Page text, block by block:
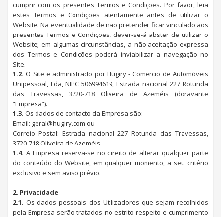
cumprir com os presentes Termos e Condições. Por favor, leia
estes Termos e Condições atentamente antes de utilizar o
Website. Na eventualidade de não pretender ficar vinculado aos
presentes Termos e Condições, dever-se-á abster de utilizar o
Website; em algumas circunstâncias, a não-aceitação expressa
dos Termos e Condições poderá inviabilizar a navegação no
Site.
1.2. O Site é administrado por Hugiry - Comércio de Automóveis
Unipessoal, Lda, NIPC 506994619, Estrada nacional 227 Rotunda
das Travessas, 3720-718 Oliveira de Azeméis (doravante
“Empresa”).
1.3. Os dados de contacto da Empresa são:
Email: geral@hugiry.com ou
Correio Postal: Estrada nacional 227 Rotunda das Travessas,
3720-718 Oliveira de Azeméis.
1.4. A Empresa reserva-se no direito de alterar qualquer parte
do conteúdo do Website, em qualquer momento, a seu critério
exclusivo e sem aviso prévio.
2. Privacidade
2.1. Os dados pessoais dos Utilizadores que sejam recolhidos
pela Empresa serão tratados no estrito respeito e cumprimento